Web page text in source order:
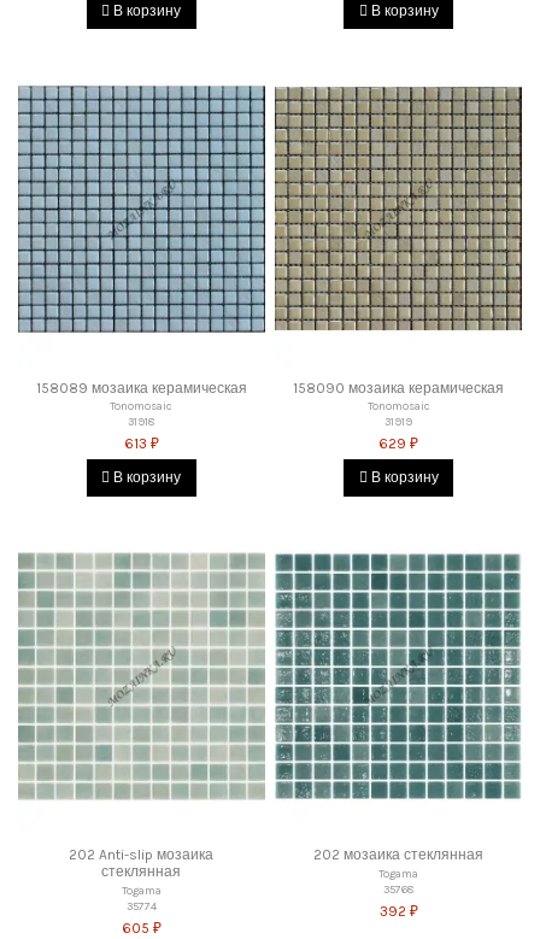
В корзину В корзину
158089 мозаика керамическая
Tonomosaic
31918
613 ₽
В корзину
158090 мозаика керамическая
Tonomosaic
31919
629 ₽
В корзину
202 Anti-slip мозаика
стеклянная
Togama
35774
605 ₽
202 мозаика стеклянная
Togama
35768
392 ₽